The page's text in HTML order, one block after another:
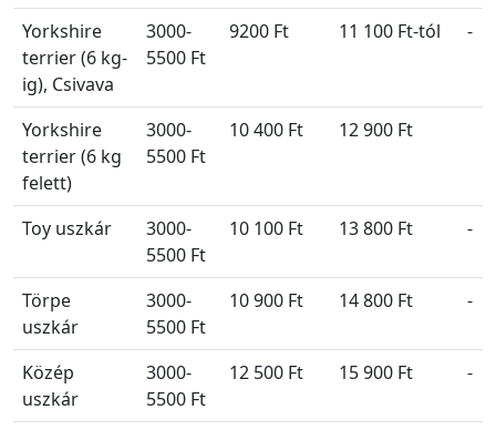
Yorkshire
terrier (6 kg-
ig), Csivava
3000-
5500 Ft
9200 Ft 11 100 Ft-tól -
Yorkshire
terrier (6 kg
felett)
3000-
5500 Ft
10 400 Ft 12 900 Ft
Toy uszkár
3000-
5500 Ft
10 100 Ft 13 800 Ft -
Törpe
uszkár
3000-
5500 Ft
10 900 Ft 14 800 Ft -
Közép
uszkár
3000-
5500 Ft
12 500 Ft 15 900 Ft -